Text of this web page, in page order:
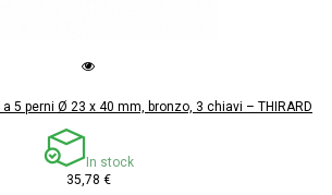
a 5 perni Ø 23 x 40 mm, bronzo, 3 chiavi – THIRARD
In stock
35,78 €